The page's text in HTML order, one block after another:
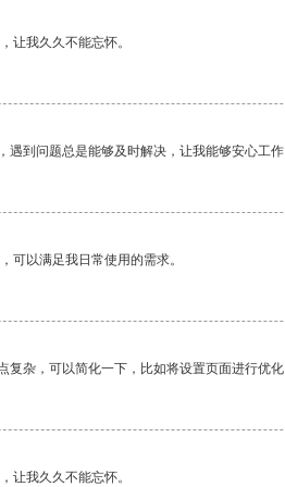
让我久久不能忘怀。
遇到问题总是能够及时解决，让我能够安心工
可以满足我日常使用的需求。
复杂，可以简化一下，比如将设置页面进行优
让我久久不能忘怀。